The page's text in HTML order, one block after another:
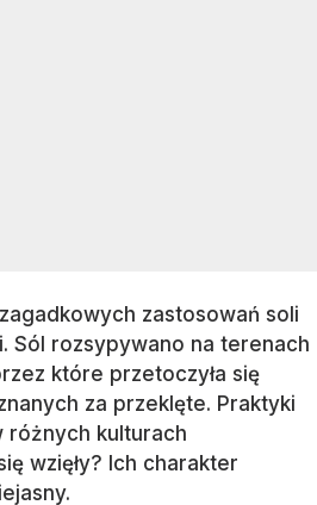
zastosowań soli
Sól rozsypywano na terenach
które przetoczyła się
za przeklęte. Praktyki
różnych kulturach
wzięły? Ich charakter